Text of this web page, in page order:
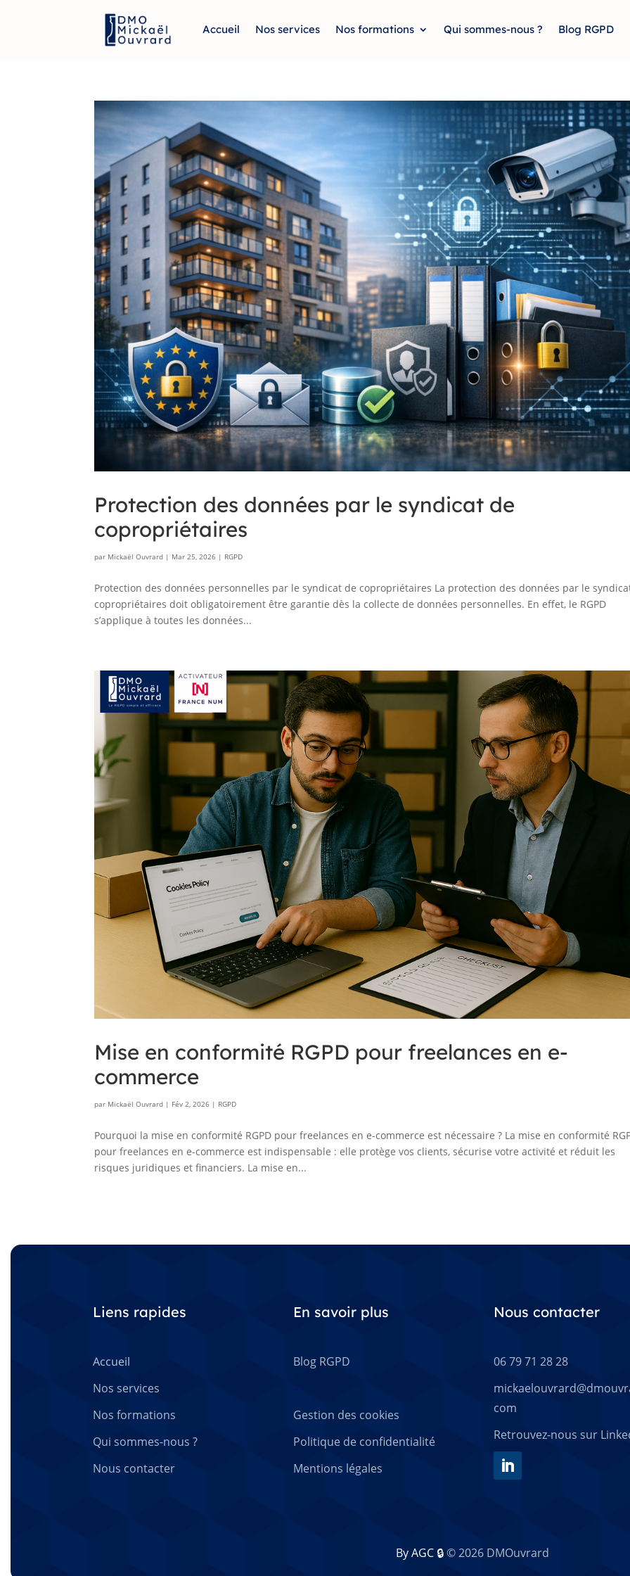
Accueil Nos services Nos formations Qui sommes-nous ? Blog RGPD
Protection des données par le syndicat de
copropriétaires
par Mickaël Ouvrard | Mar 25, 2026 | RGPD
Protection des données personnelles par le syndicat de copropriétaires La protection des données par le
copropriétaires doit obligatoirement être garantie dès la collecte de données personnelles. En effet, le RGPD
s’applique à toutes les données...
Mise en conformité RGPD pour freelances en e-
commerce
par Mickaël Ouvrard | Fév 2, 2026 | RGPD
Pourquoi la mise en conformité RGPD pour freelances en e-commerce est nécessaire ? La mise en conformité
pour freelances en e-commerce est indispensable : elle protège vos clients, sécurise votre activité et réduit les
risques juridiques et financiers. La mise en...
Liens rapides
Accueil
Nos services
Nos formations
Qui sommes-nous ?
Nous contacter
En savoir plus
Blog RGPD
–
Gestion des cookies
Politique de confidentialité
Mentions légales
Nous contacter
06 79 71 28 28
com
Retrouvez-nous sur
By AGC 🔒© 2026 DMOuvrard